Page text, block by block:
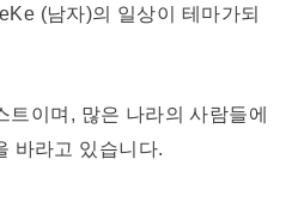
(남자)의 일상이 테마가되
트이며, 많은 나라의 사람들에
바라고 있습니다.